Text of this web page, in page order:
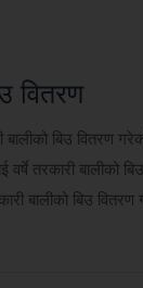
वितरण
बिउ वितरण
तरकारी बालीको
बालीको बिउ